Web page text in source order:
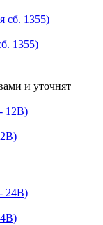
1355)
и уточнят